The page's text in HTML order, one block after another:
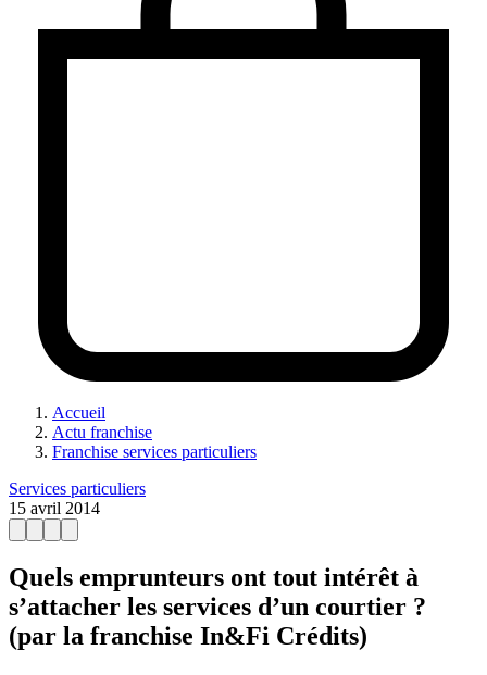
Accueil
Actu franchise
Franchise services particuliers
Services particuliers
15 avril 2014
Quels emprunteurs ont tout intérêt à
s’attacher les services d’un courtier ?
(par la franchise In&Fi Crédits)